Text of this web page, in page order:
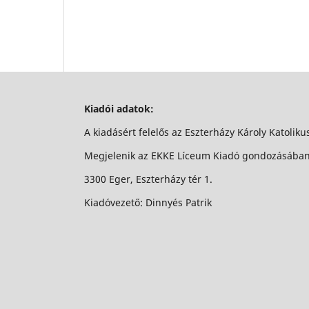
Kiadói adatok:
A kiadásért felelős az Eszterházy Károly
Megjelenik az EKKE Líceum Kiadó gondozásában
3300 Eger, Eszterházy tér 1.
Kiadóvezető: Dinnyés Patrik